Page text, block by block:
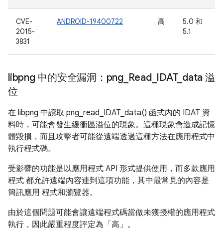
CVE-
2015-
3831
ANDROID-19400722 高
5.0 和
5.1
libpng 中的安全漏洞：png_ Read_ IDAT_ data 溢
位
在 libpng 中讀取 png_read_IDAT_data() 函式內的 IDAT 資
料時，可能會發生緩衝區溢位的現象。這種現象會造成記憶
體毀損，而且攻擊者可能從遠端透過這種方法在應用程式中
執行程式碼。
受影響的功能是以應用程式 API 形式提供使用，而多款應用
程式 都允許遠端內容連到這項功能，其中最常見的內容是
簡訊應用 程式和瀏覽器。
由於這個問題可能會讓遠端程式碼當做未獲授權的應用程式
執行，因此嚴重程度評定為「高」。